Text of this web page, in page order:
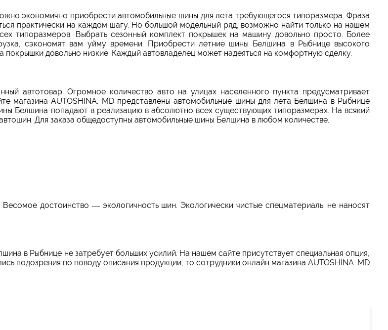
экономично приобрести автомобильные шины для лета требующегося типоразмера. Фраза
практически на каждом шагу. Но большой модельный ряд, возможно найти только на нашем
типоразмеров. Выбрать сезонный комплект покрышек на машину довольно просто. Более
сэкономят вам уйму времени. Приобрести летние шины Белшина в Рыбнице высокого
довольно низкие. Каждый автовладелец может надеяться на комфортную сделку.
автотовар. Огромное количество авто на улицах населенного пункта предусматривает
магазина AUTOSHINA. MD представлены автомобильные шины для лета Белшина в Рыбнице
Белшина попадают в реализацию в абсолютно всех существующих типоразмерах. На всякий
Для заказа общедоступны автомобильные шины Белшина в любом количестве.
достоинство — экологичность шин. Экологически чистые спецматериалы не наносят
в Рыбнице не затребует больших усилий. На нашем сайте присутствует специальная опция,
подозрения по поводу описания продукции, то сотрудники онлайн магазина AUTOSHINA. MD